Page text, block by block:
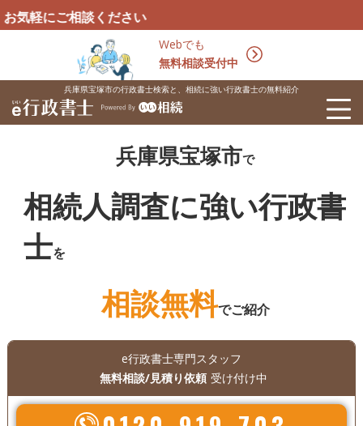
Webでも
無料相談受付中
ください
兵庫県宝塚市の行政書士検索と、相続に強い行政書士の無料紹介
兵庫県宝塚市で
相続人調査に強い行政書
士を
相談無料でご紹介
e行政書士専門スタッフ
無料相談/見積り依頼 受け付け中